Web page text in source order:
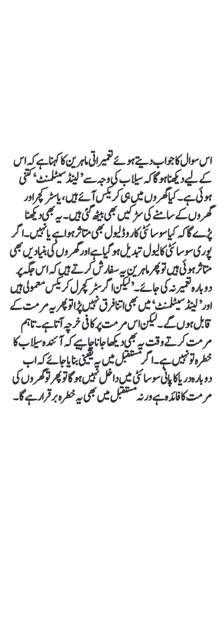
اس سوال کا جواب دیتے ہوئے تعمیراتی ماہرین کا کہنا ہے کہ اس
کے لیے دیکھنا ہو گا کہ سیلاب کی وجہ سے ’لینڈ سیٹلمنٹ‘ کتنی
ہوئی ہے۔ کیا گھروں میں ہی کریکس آئے ہیں، یا سٹرکچر اور
گھروں کے سامنے کی سڑکیں بھی بیٹھ گئی ہیں۔ یہ بھی دیکھنا
پڑے گا کہ کیا سوسائٹی کا روڈ لیول بھی متاثر ہوا ہے یا نہیں۔ اگر
پوری سوسائٹی کا لیول تبدیل ہو گیا ہے اور گھروں کی بنیادیں بھی
متاثر ہوئی ہیں تو پھر ماہرین یہ سفارش کرتے ہیں کہ اس جگہ پر
دوبارہ تعمیر نہ کی جائے۔ ’لیکن اگر سٹرکچرل کریکس معمولی ہیں
اور ’لینڈ سیٹلمنٹ‘ میں بھی اتنا فرق نہیں پڑا تو پھر یہ مرمت کے
قابل ہوں گے۔ لیکن اس مرمت پر کافی خرچہ آتا ہے۔ تاہم
مرمت کرتے وقت یہ بھی دیکھا جانا چاہیے کہ آئندہ سیلاب کا
خطرہ تو نہیں ہے۔ اگر مستقبل میں یہ یقینی بنایا جائے کہ اب
دوبارہ دریا کا پانی سوسائٹی میں داخل نہیں ہو گا تو پھر تو گھروں کی
مرمت کا فائدہ ہے ورنہ مستقبل میں بھی یہ خطرہ برقرا رہے گا۔